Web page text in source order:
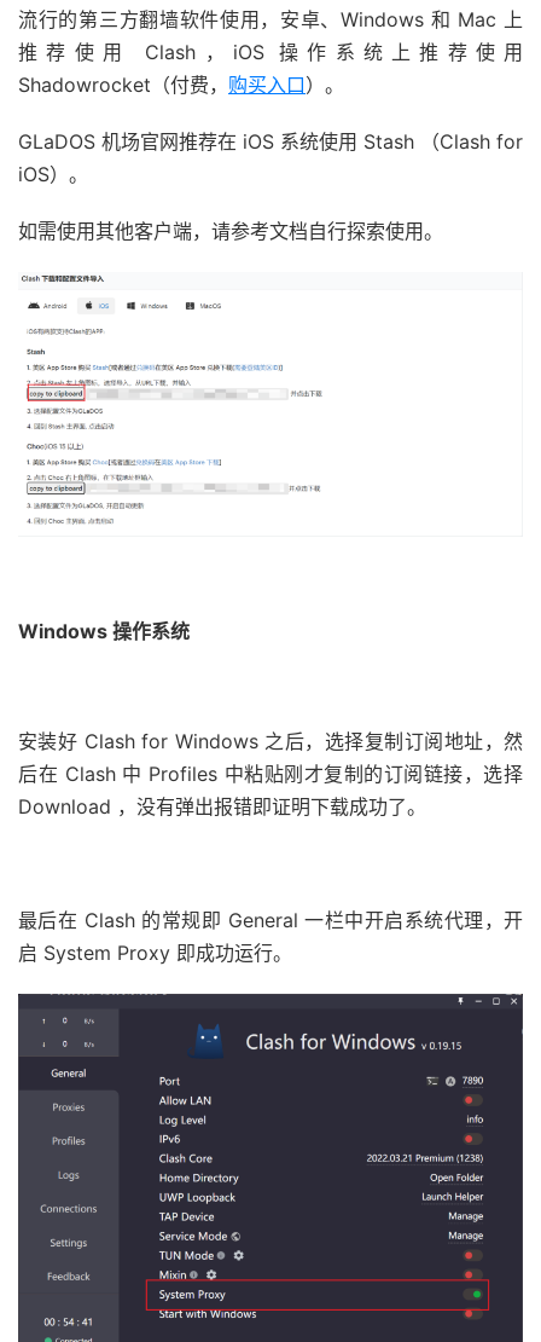
流行的第三方翻墙软件使用，安卓、Windows 和 Mac 上
推荐使用 Clash，iOS 操作系统上推荐使用
Shadowrocket（付费， 购买入口）。
GLaDOS 机场官网推荐在 iOS 系统使用 Stash （Clash for
iOS）。
如需使用其他客户端，请参考文档自行探索使用。
Windows 操作系统
安装好 Clash for Windows 之后，选择复制订阅地址，然
后在 Clash 中 Profiles 中粘贴刚才复制的订阅链接，选择
Download ，没有弹出报错即证明下载成功了。
最后在 Clash 的常规即 General 一栏中开启系统代理，开
启 System Proxy 即成功运行。